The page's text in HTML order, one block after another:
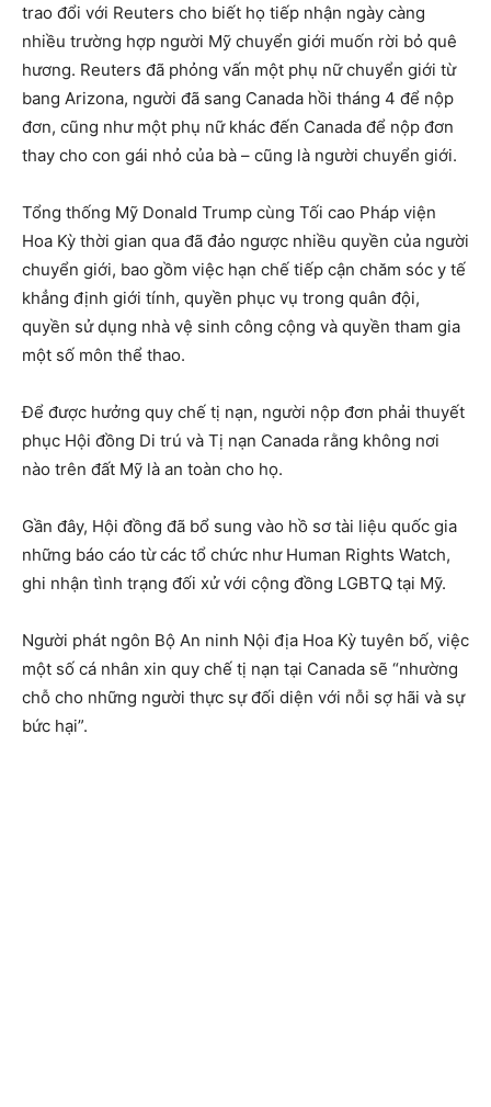
trao đổi với Reuters cho biết họ tiếp nhận ngày càng
nhiều trường hợp người Mỹ chuyển giới muốn rời bỏ quê
hương. Reuters đã phỏng vấn một phụ nữ chuyển giới từ
bang Arizona, người đã sang Canada hồi tháng 4 để nộp
đơn, cũng như một phụ nữ khác đến Canada để nộp đơn
thay cho con gái nhỏ của bà – cũng là người chuyển giới.
Tổng thống Mỹ Donald Trump cùng Tối cao Pháp viện
Hoa Kỳ thời gian qua đã đảo ngược nhiều quyền của người
chuyển giới, bao gồm việc hạn chế tiếp cận chăm sóc y tế
khẳng định giới tính, quyền phục vụ trong quân đội,
quyền sử dụng nhà vệ sinh công cộng và quyền tham gia
một số môn thể thao.
Để được hưởng quy chế tị nạn, người nộp đơn phải thuyết
phục Hội đồng Di trú và Tị nạn Canada rằng không nơi
nào trên đất Mỹ là an toàn cho họ.
Gần đây, Hội đồng đã bổ sung vào hồ sơ tài liệu quốc gia
những báo cáo từ các tổ chức như Human Rights Watch,
ghi nhận tình trạng đối xử với cộng đồng LGBTQ tại Mỹ.
Người phát ngôn Bộ An ninh Nội địa Hoa Kỳ tuyên bố, việc
một số cá nhân xin quy chế tị nạn tại Canada sẽ “nhường
chỗ cho những người thực sự đối diện với nỗi sợ hãi và sự
bức hại”.